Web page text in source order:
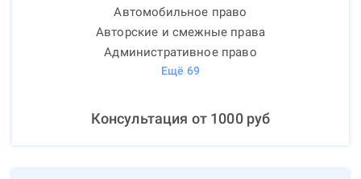
Автомобильное право
Авторские и смежные права
Административное право
Ещё 69
Консультация от 1000руб